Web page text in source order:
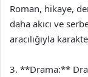
Roman, hikaye,
daha akıcı ve
aracılığıyla
3. **Drama:**